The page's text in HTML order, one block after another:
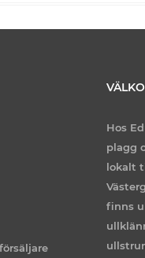
Hos
plagg
lokalt
finns